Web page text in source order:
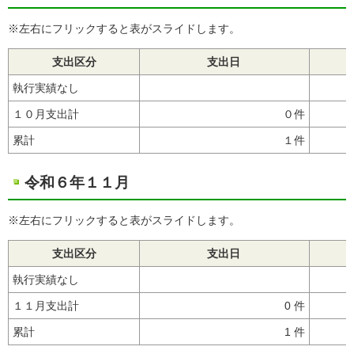
※左右にフリックすると表がスライドします。
支出区分 支出日
執行実績なし
１０月支出計 ０件
累計 １件
令和６年１１月
※左右にフリックすると表がスライドします。
支出区分 支出日
執行実績なし
１１月支出計 0 件
累計 1 件